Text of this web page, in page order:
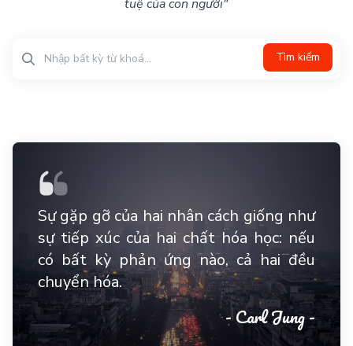
tuệ của con người"
Tìm kiếm
Sự gặp gỡ của hai nhân cách giống như
sự tiếp xúc của hai chất hóa học: nếu
có bất kỳ phản ứng nào, cả hai đều
chuyển hóa.
- Carl Jung -